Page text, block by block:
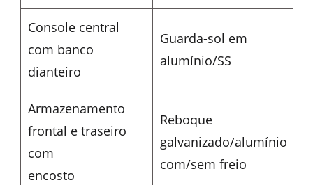
Console central
com banco
dianteiro
Guarda-sol em
alumínio/SS
Armazenamento
frontal e traseiro
com
encosto
Reboque
galvanizado/alumínio
com/sem freio